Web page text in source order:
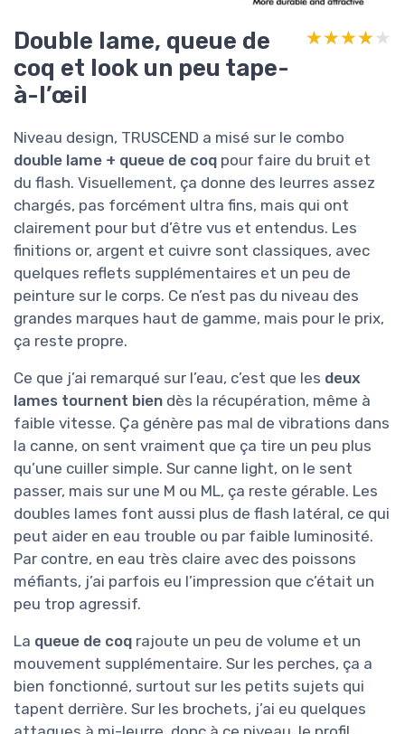
Double lame, queue de
coq et look un peu tape-
à-l’œil
★★★★★
★★★★★
Niveau design, TRUSCEND a misé sur le combo
double lame + queue de coq pour faire du bruit et
du flash. Visuellement, ça donne des leurres assez
chargés, pas forcément ultra fins, mais qui ont
clairement pour but d’être vus et entendus. Les
finitions or, argent et cuivre sont classiques, avec
quelques reflets supplémentaires et un peu de
peinture sur le corps. Ce n’est pas du niveau des
grandes marques haut de gamme, mais pour le prix,
ça reste propre.
Ce que j’ai remarqué sur l’eau, c’est que les deux
lames tournent bien dès la récupération, même à
faible vitesse. Ça génère pas mal de vibrations dans
la canne, on sent vraiment que ça tire un peu plus
qu’une cuiller simple. Sur canne light, on le sent
passer, mais sur une M ou ML, ça reste gérable. Les
doubles lames font aussi plus de flash latéral, ce qui
peut aider en eau trouble ou par faible luminosité.
Par contre, en eau très claire avec des poissons
méfiants, j’ai parfois eu l’impression que c’était un
peu trop agressif.
La queue de coq rajoute un peu de volume et un
mouvement supplémentaire. Sur les perches, ça a
bien fonctionné, surtout sur les petits sujets qui
tapent derrière. Sur les brochets, j’ai eu quelques